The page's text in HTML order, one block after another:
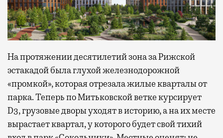
На протяжении десятилетий зона за Рижской
эстакадой была глухой железнодорожной
«промкой», которая отрезала жилые кварталы от
парка. Теперь по Митьковской ветке курсирует
D3, грузовые дворы уходят в историю, а на их месте
вырастает квартал, у которого будет свой тихий